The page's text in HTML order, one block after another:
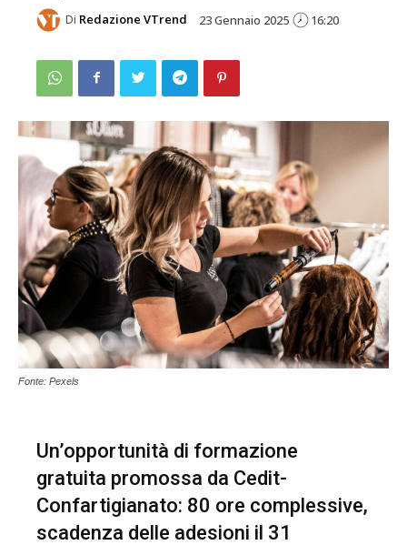
Di Redazione VTrend 23 Gennaio 2025 16:20
Fonte: Pexels
Un’opportunità di formazione
gratuita promossa da Cedit-
Confartigianato: 80 ore complessive,
scadenza delle adesioni il 31